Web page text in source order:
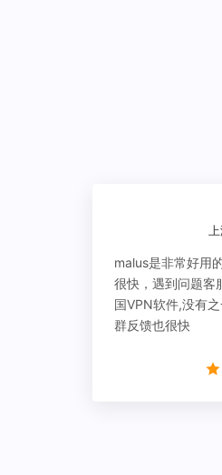
malus是非常好用
很快，遇到问题客
国VPN软件,没有
群反馈也很快